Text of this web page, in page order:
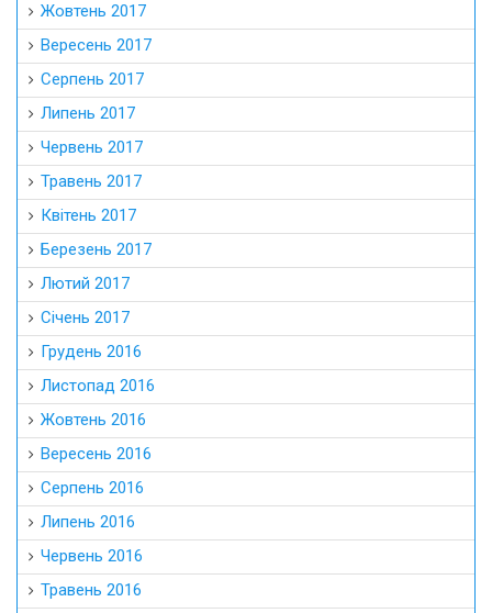
Жовтень 2017
Вересень 2017
Серпень 2017
Липень 2017
Червень 2017
Травень 2017
Квітень 2017
Березень 2017
Лютий 2017
Січень 2017
Грудень 2016
Листопад 2016
Жовтень 2016
Вересень 2016
Серпень 2016
Липень 2016
Червень 2016
Травень 2016